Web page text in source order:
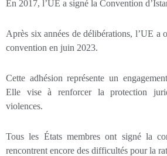
En 2017, l’UE a signé la Convention
Après six années de délibérations, l’UE a
convention en juin 2023.
Cette adhésion représente un
Elle vise à renforcer la protection
violences.
Tous les États membres ont signé la
rencontrent encore des difficultés pour la